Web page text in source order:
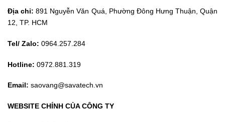
Địa chỉ: 891 Nguyễn Văn Quá, Phường Đông Hưng Thuận, Quận
12, TP. HCM
Tel/ Zalo: 0964.257.284
Hotline: 0972.881.319
Email: saovang@savatech.vn
WEBSITE CHÍNH CỦA CÔNG TY